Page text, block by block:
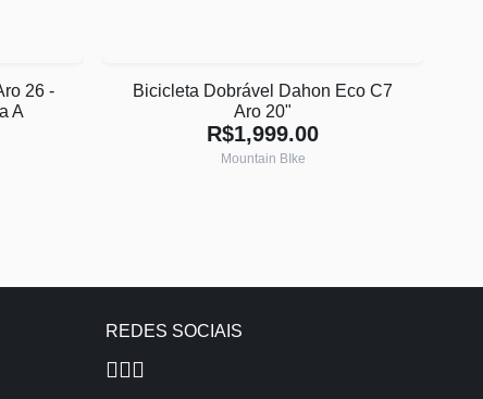
26 -
A
Bicicleta Dobrável Dahon Eco C7
Aro 20"
R$1,999.00
Mountain BIke
REDES SOCIAIS